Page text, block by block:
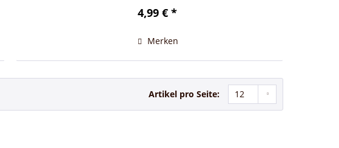
4,99 € *
Merken
Artikel pro Seite: